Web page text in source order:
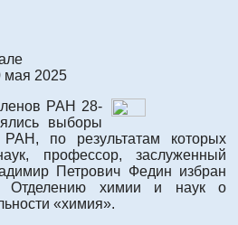
мая 2025
РАН 28-
выборы
по результатам которых
профессор, заслуженный
Петрович Федин избран
Отделению химии и наук о
«химия».